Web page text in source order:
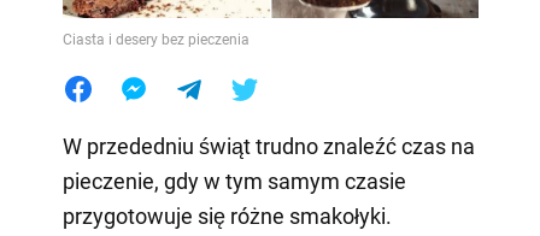
Ciasta i desery bez pieczenia
W przededniu świąt trudno znaleźć czas na
pieczenie, gdy w tym samym czasie
przygotowuje się różne smakołyki.